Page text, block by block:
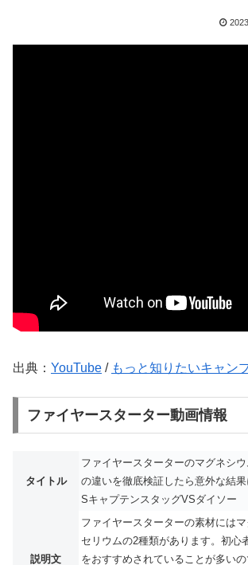
出典： YouTube / もっと知りたいキャン
ファイヤースターター動画情報
タイトル
ファイヤースターターのマグネシ
の違いを徹底検証したら意外な結
SキャプテンスタッグVSダイソー
説明文
ファイヤースターターの素材には
セリウムの2種類があります。初心
をおすすめされていることが多い